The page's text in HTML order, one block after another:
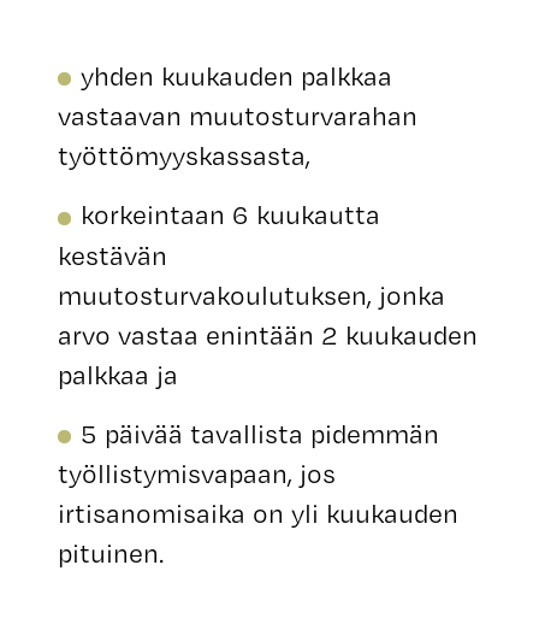
yhden kuukauden palkkaa
vastaavan muutosturvarahan
työttömyyskassasta,
korkeintaan 6 kuukautta
kestävän
muutosturvakoulutuksen, jonka
arvo vastaa enintään 2 kuukauden
palkkaa ja
5 päivää tavallista pidemmän
työllistymisvapaan, jos
irtisanomisaika on yli kuukauden
pituinen.